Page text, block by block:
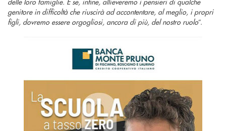
genitore in difficoltà che riuscirà ad accontentare, al meglio, i propri
figli, dovremo essere orgogliosi, ancora di più, del nostro ruolo”.